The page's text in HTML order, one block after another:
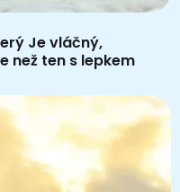
Je vláčný,
než ten s lepkem